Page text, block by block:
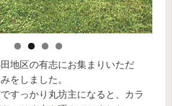
地区の有志にお集まりいただ
をしました。
すっかり丸坊主になると、カラ